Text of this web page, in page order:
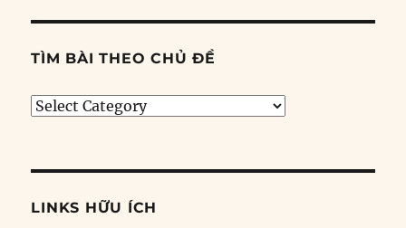
TÌM BÀI THEO CHỦ ĐỀ
Tìm
đề
LINKS HỮU ÍCH